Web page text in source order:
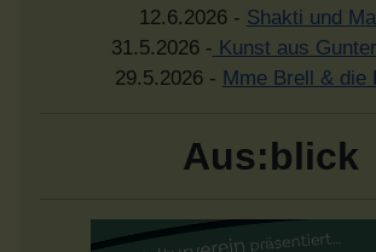
12.6.2026 - Shakti und
31.5.2026 - Kunst aus
29.5.2026 - Mme Brell & die
Aus:blick